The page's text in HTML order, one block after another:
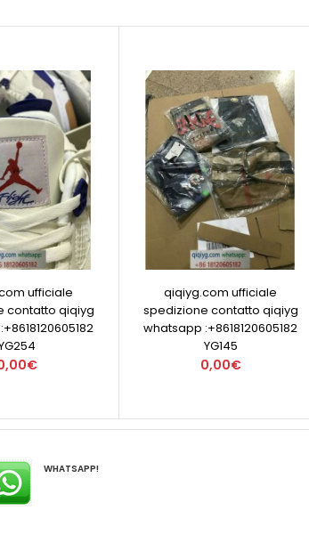
ufficiale
contatto qiqiyg
qiqiyg.com ufficiale
spedizione contatto qiqiyg
whatsapp :+8618120605182
YG145
0,00€
WHATSAPP!